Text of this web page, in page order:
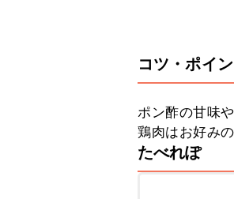
コツ・ポイ
ポン酢の甘味
鶏肉はお好み
たべれぽ